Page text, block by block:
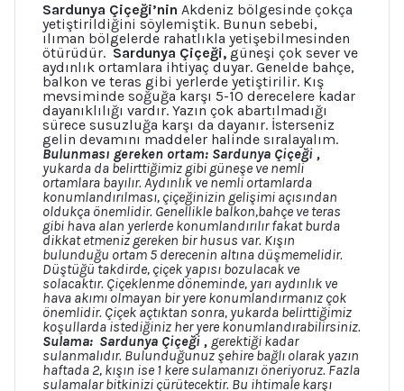
Sardunya Çiçeği’nin Akdeniz bölgesinde çokça
yetiştirildiğini söylemiştik. Bunun sebebi,
ılıman bölgelerde rahatlıkla yetişebilmesinden
ötürüdür.Sardunya Çiçeği,güneşi çok sever ve
aydınlık ortamlara ihtiyaç duyar. Genelde bahçe,
balkon ve teras gibi yerlerde yetiştirilir. Kış
mevsiminde soğuğa karşı 5-10 derecelere kadar
dayanıklılığı vardır. Yazın çok abartılmadığı
sürece susuzluğa karşı da dayanır. İsterseniz
gelin devamını maddeler halinde sıralayalım.
Bulunması gereken ortam: Sardunya Çiçeği ,
yukarda da belirttiğimiz gibi güneşe ve nemli
ortamlara bayılır. Aydınlık ve nemli ortamlarda
konumlandırılması, çiçeğinizin gelişimi açısından
oldukça önemlidir. Genellikle balkon,bahçe ve teras
gibi hava alan yerlerde konumlandırılır fakat burda
dikkat etmeniz gereken bir husus var. Kışın
bulunduğu ortam 5 derecenin altına düşmemelidir.
Düştüğü takdirde, çiçek yapısı bozulacak ve
solacaktır. Çiçeklenme döneminde, yarı aydınlık ve
hava akımı olmayan bir yere konumlandırmanız çok
önemlidir. Çiçek açtıktan sonra, yukarda belirttiğimiz
koşullarda istediğiniz her yere konumlandırabilirsiniz.
Sulama: Sardunya Çiçeği , gerektiği kadar
sulanmalıdır. Bulunduğunuz şehire bağlı olarak yazın
haftada 2, kışın ise 1 kere sulamanızı öneriyoruz. Fazla
sulamalar bitkinizi çürütecektir. Bu ihtimale karşı